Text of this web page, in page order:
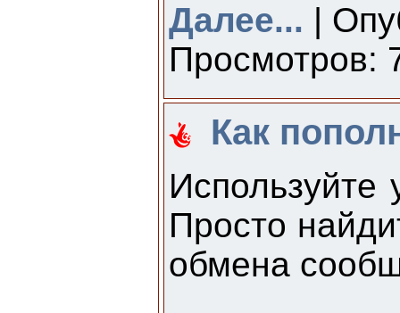
Далее... |
Просмотров:
Как
Просто
обмена